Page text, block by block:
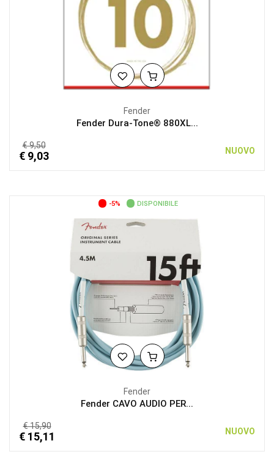
Fender
Fender Dura-Tone® 880XL...
€ 9,50
€ 9,03 NUOVO
-5% DISPONIBILE
Fender
Fender CAVO AUDIO PER...
€ 15,90
€ 15,11 NUOVO